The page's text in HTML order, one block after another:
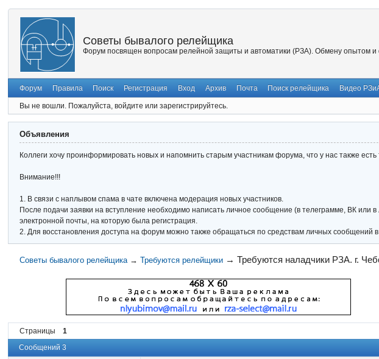
Советы бывалого релейщика
Форум посвящен вопросам релейной защиты и автоматики (РЗА). Обмену опытом
Форум Правила Поиск Регистрация Вход Архив Почта Поиск релейщика Видео
Вы не вошли. Пожалуйста, войдите или зарегистрируйтесь.
Объявления
Коллеги хочу проинформировать новых и напомнить старым участникам форума, что у нас также
Внимание!!!
1. В связи с наплывом спама в чате включена модерация новых участников.
После подачи заявки на вступление необходимо написать личное сообщение (в телеграмме, ВК
электронной почты, на которую была регистрация.
2. Для восстановления доступа на форум можно также обращаться по средствам личных сообщений
Советы бывалого релейщика → Требуются релейщики → Требуются наладчики РЗА. г.
Страницы 1
Сообщений 3